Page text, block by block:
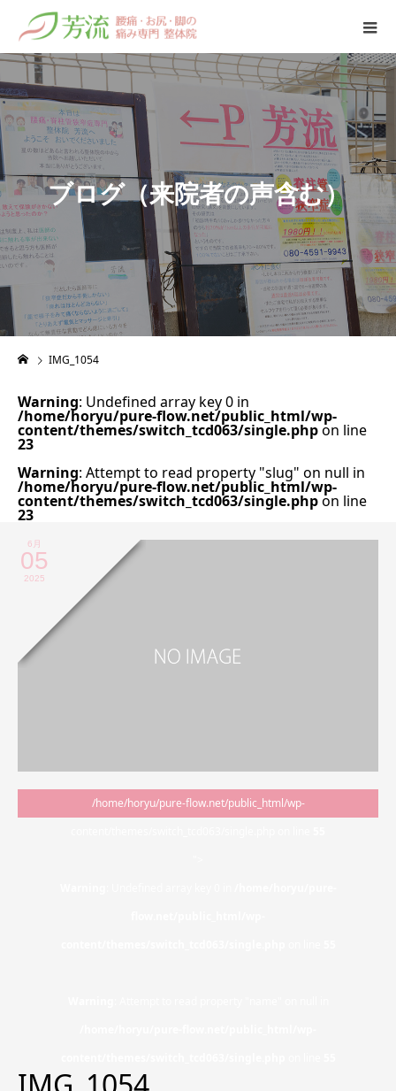
ブログ（来院者の声含む）
IMG_1054
Warning: Undefined array key 0 in
/home/horyu/pure-flow.net/public_html/wp-
content/themes/switch_tcd063/single.phpon line
23
Warning: Attempt to read property "slug" on null in
/home/horyu/pure-flow.net/public_html/wp-
content/themes/switch_tcd063/single.phpon line
23
6月
05
2025
/home/horyu/pure-flow.net/public_html/wp-